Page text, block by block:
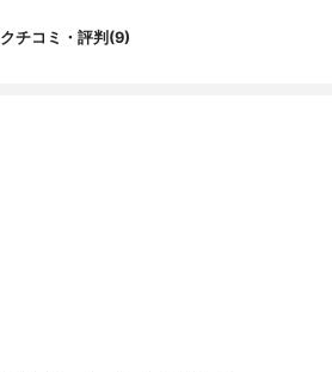
ル/ステアリル/ベヘニル)、グリセリン、ト
クチコミ・評判(9)